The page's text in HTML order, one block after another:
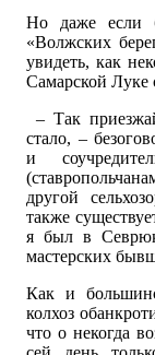
Но даже если
«Волжских
увидеть, как
Самарской Луке
– Так
стало, –
и
другой
также
я был в
мастерских
Как и
колхоз
что о некогда